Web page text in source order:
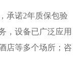
承诺2年质保包验
，设备已广泛应用
店等多个场所；咨